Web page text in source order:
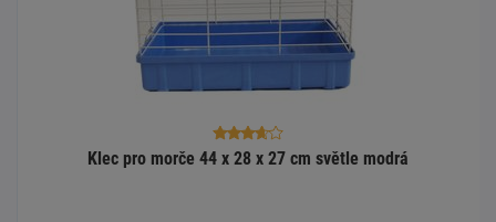
Klec pro morče 44 x 28 x 27 cm světle modrá